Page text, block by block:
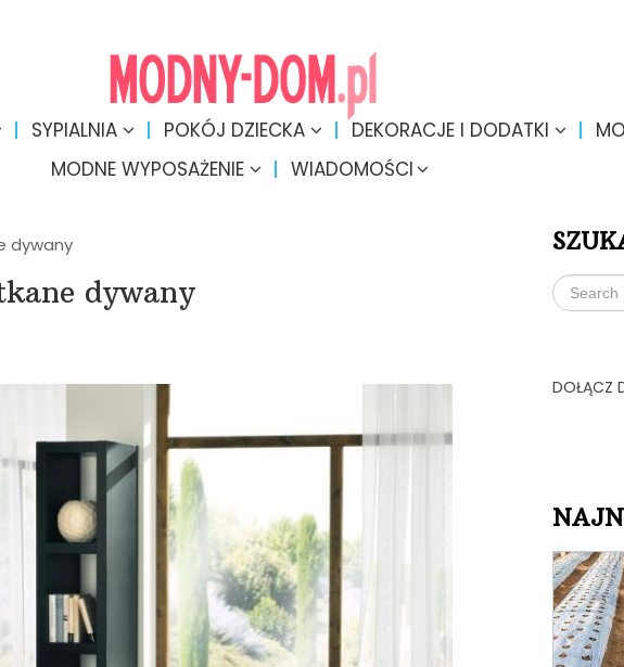
SYPIALNIA POKÓJ DZIECKA DEKORACJE I DODATKI
MODNE WYPOSAŻENIE
WIADOMOŚCI
dywany
dywany
DOŁĄCZ